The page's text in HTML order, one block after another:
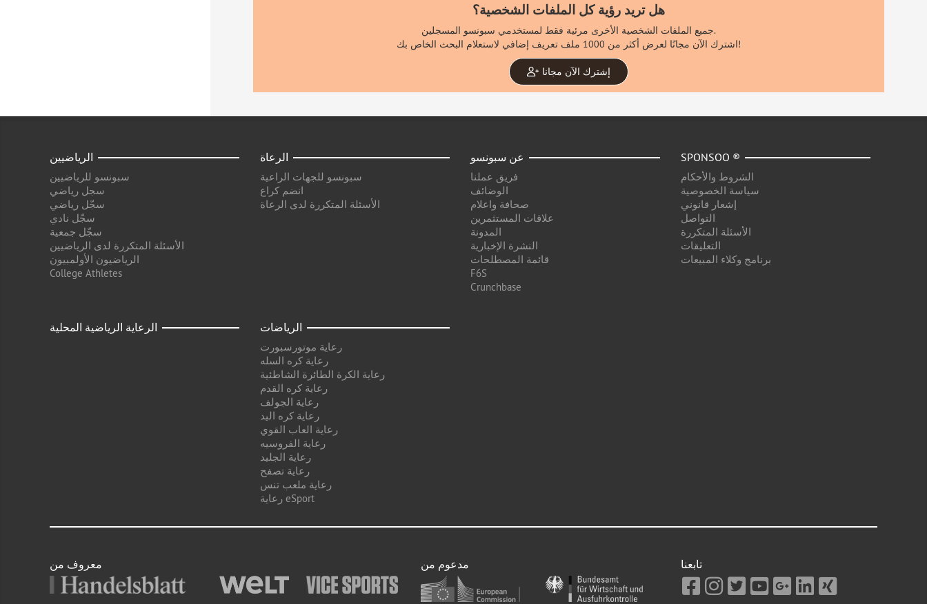
هل تريد رؤية كل الملفات الشخصية؟
جميع الملفات الشخصية الأخرى مرئية فقط لمستخدمي سبونسو المسجلين.
اشترك الآن مجانًا لعرض أكثر من 1000 ملف تعريف إضافي لاستعلام البحث الخاص بك!
إشترك الآن مجانا
الرياضيين
سبونسو للرياضيين
سجل رياضي
سجّل رياضي
سجّل نادي
سجّل جمعية
الأسئلة المتكررة لدى الرياضيين
الرياضيون الأولمبيون
College Athletes
الرعاة
سبونسو للجهات الراعية
انضم كراع
الأسئلة المتكررة لدى الرعاة
عن سبونسو
فريق عملنا
الوضائف
صحافة واعلام
علاقات المستثمرين
المدونة
النشرة الإخبارية
قائمة المصطلحات
F6S
Crunchbase
SPONSOO ®
الشروط والأحكام
سياسة الخصوصية
إشعار قانوني
التواصل
الأسئلة المتكررة
التعليقات
برنامج وكلاء المبيعات
الرعاية الرياضية المحلية الرياضات
رعاية موتورسبورت
رعاية كره السله
رعاية الكرة الطائرة الشاطئية
رعاية كره القدم
رعاية الجولف
رعاية كره اليد
رعاية العاب القوي
رعاية الفروسيه
رعاية الجليد
رعاية تصفح
رعاية ملعب تنس
رعاية eSport
معروف من مدعوم من تابعنا